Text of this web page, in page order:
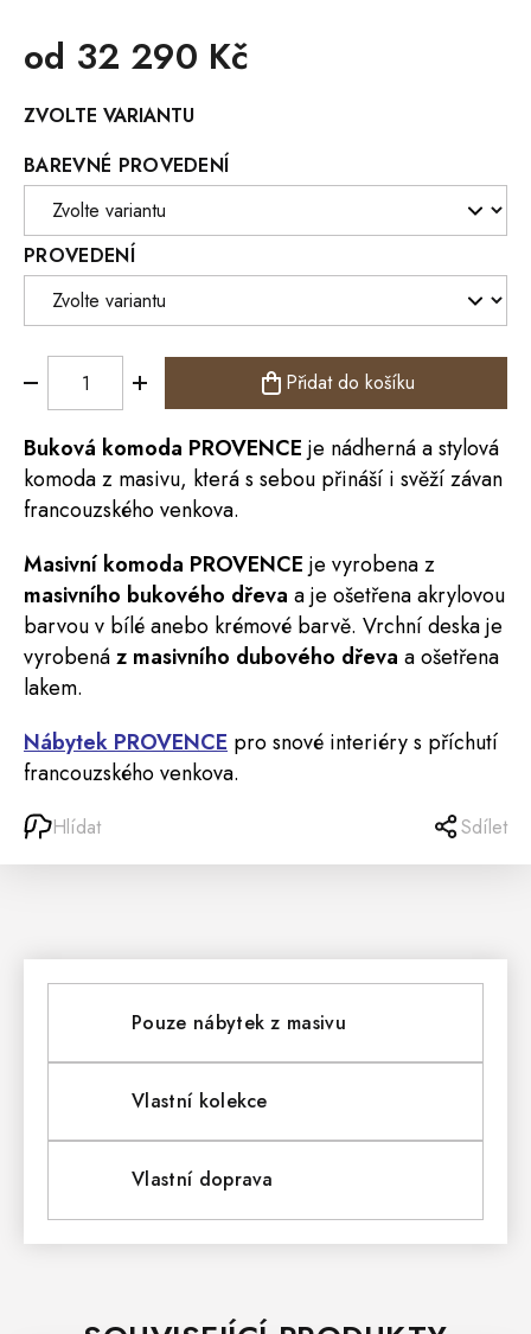
od 32 290 Kč
cena:
ZVOLTE VARIANTU
BAREVNÉ PROVEDENÍ
PROVEDENÍ
Přidat do košíku
Buková komoda PROVENCE je nádherná a stylová
komoda z masivu, která s sebou přináší i svěží závan
francouzského venkova.
Masivní komoda PROVENCE je vyrobena z
masivního bukového dřeva a je ošetřena akrylovou
barvou v bílé anebo krémové barvě. Vrchní deska je
vyrobenáz masivního dubového dřeva a ošetřena
lakem.
Nábytek PROVENCE prosnové interiéry s příchutí
francouzského venkova.
Hlídat Sdílet
Pouze nábytek z masivu
Vlastní kolekce
Vlastní doprava